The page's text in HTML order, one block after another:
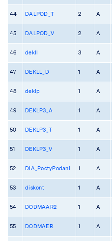
44 DALPOD_T 2 A
45 DALPOD_V 2 A
46 dekll 3 A
47 DEKLL_D 1 A
48 deklp 1 A
49 DEKLP3_A 1 A
50 DEKLP3_T 1 A
51 DEKLP3_V 1 A
52 DIA_PoctyPodani 1 A
53 diskont 1 A
54 DODMAAR2 1 A
55 DODMAER 1 A